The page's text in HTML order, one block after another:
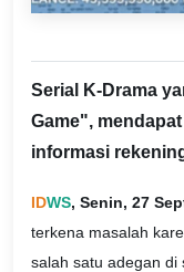
Serial K-Drama
Game",
informasi
IDWS, Senin, 27
terkena masalah
salah satu adegan di